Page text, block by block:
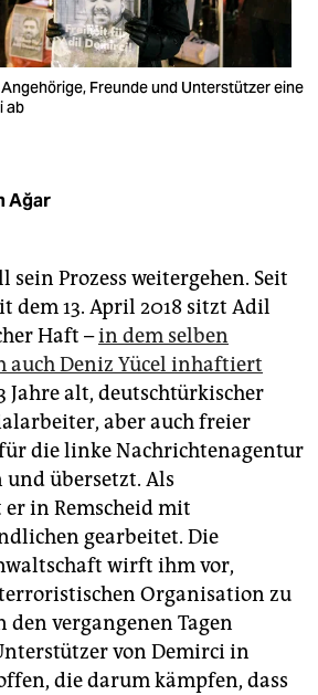
Freunde und Unterstützer eine
ab
Ağar
sein Prozess weitergehen. Seit
dem 13. April 2018 sitzt Adil
Haft –in dem selben
auch Deniz Yücel inhaftiert
Jahre alt, deutschtürkischer
aber auch freier
die linke Nachrichtenagentur
und übersetzt. Als
in Remscheid mit
gearbeitet. Die
wirft ihm vor,
Organisation zu
den vergangenen Tagen
von Demirci in
die darum kämpfen, dass